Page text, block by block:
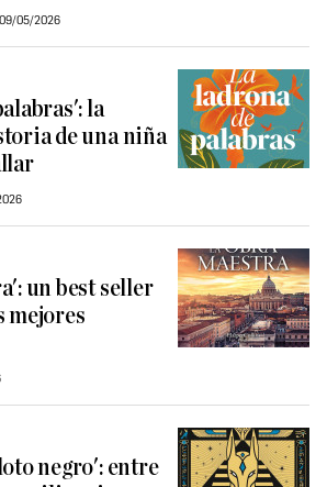
09/05/2026
la
de una niña
un best seller
mejores
negro': entre